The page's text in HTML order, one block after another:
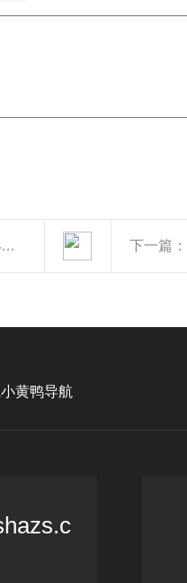
下一篇：
黄鸭导航